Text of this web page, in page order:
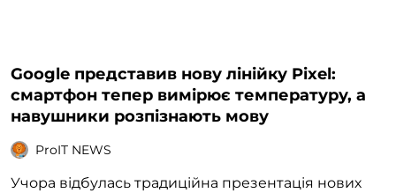
Google представив нову лінійку Pixel:
смартфон тепер вимірює температуру, а
навушники розпізнають мову
ProIT NEWS
Учора відбулась традиційна презентація нових